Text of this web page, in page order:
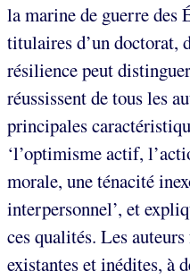
la marine de guerre des
titulaires d’un doctorat,
résilience peut
réussissent de tous les
principales
‘l’optimisme actif,
morale, une ténacité
interpersonnel’, et
ces qualités. Les
existantes et inédites, à